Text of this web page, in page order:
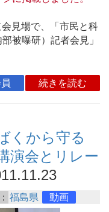
見場で、「市民と科
被曝研）記者会見」
続きを読む
くから守る
演会とリレー
福島県 動画